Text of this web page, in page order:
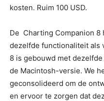
kosten. Ruim 100 USD.
De Charting Companion 8
dezelfde functionaliteit als
8 is gebouwd met
de Macintosh-versie. We
geconsolideerd om de
en ervoor te zorgen dat